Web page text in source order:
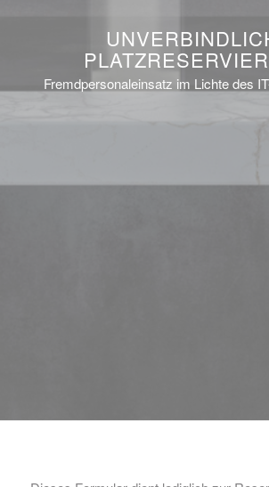
Fremdpersonaleinsatz im Lichte des